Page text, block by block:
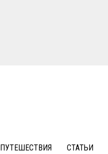
ПУТЕШЕСТВИЯ СТАТЬИ